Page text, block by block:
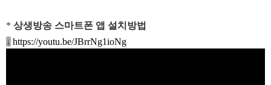
* 상생방송 스마트폰 앱 설치방법
↓ https://youtu.be/JBrrNg1ioNg